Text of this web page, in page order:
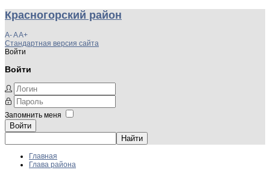
Красногорский район
A-AA+
Стандартная версия сайта
Войти
Войти
Запомнить меня
Войти
Главная
Глава района